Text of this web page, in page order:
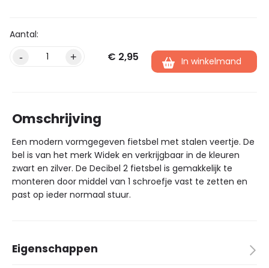
- + € 2,95 In winkelmand
Alternative:
Omschrijving
Een modern vormgegeven fietsbel met stalen veertje. De
bel is van het merk Widek en verkrijgbaar in de kleuren
zwart en zilver. De Decibel 2 fietsbel is gemakkelijk te
monteren door middel van 1 schroefje vast te zetten en
past op ieder normaal stuur.
Eigenschappen